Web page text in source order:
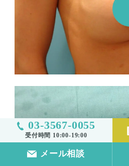
03-3567-0055
受付時間 10:00-19:00
メール相談